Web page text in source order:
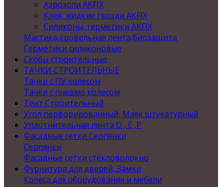
Аэрозоли AKFIX
Клея, жидкие гвозди AKFIX
Силиконы, герметики AKFIX
Мастика,кровельная лента,биозащита
Герметики силиконовые
Скобы строительные
ТАЧКИ СТРОИТЕЛЬНЫЕ
Тачки с ПУ колесом
Тачки с пневмо колесом
Тент Строительный
Угол перфорированный, Маяк штукатурный
Уплотнительная лента D , Е ,P
Фасадные сетки Серпянки
Серпянки
Фасадные сетки стекловолокно
Фурнитура для дверей, Замки
Колеса для оборудования и мебели